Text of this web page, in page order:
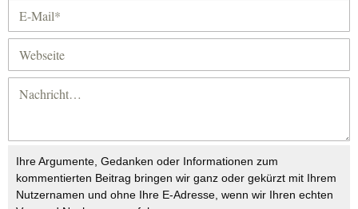
Ihre Argumente, Gedanken oder Informationen zum
kommentierten Beitrag bringen wir ganz oder gekürzt mit Ihrem
Nutzernamen und ohne Ihre E-Adresse, wenn wir Ihren echten